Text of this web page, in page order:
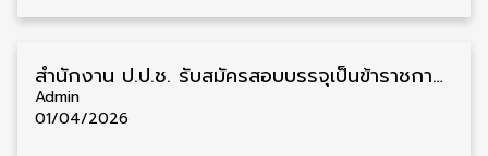
สำนักงาน ป.ป.ช. รับสมัครสอบบรรจุเป็นข้าราชการ เป็นผู้ช่วยพนักงานไต่สวน 227 อัตรา รับสมัคร 10 เมษายน – 9 พฤษภาคม
Admin
01/04/2026